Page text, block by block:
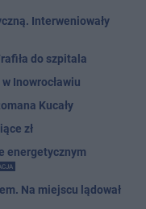
Interweniowały
do szpitala
Inowrocławiu
Kucały
zł
energetycznym
Na miejscu lądował